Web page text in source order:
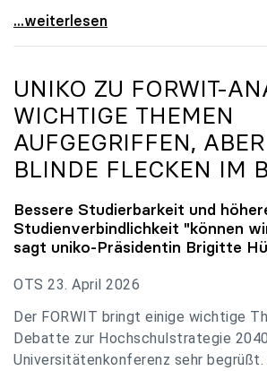
uniko zu Budgetverhandlungen:
...weiterlesen
UNIKO ZU FORWIT-
WICHTIGE THEMEN
AUFGEGRIFFEN,
BLINDE FLECKEN IM
Bessere Studierbarkeit und
Studienverbindlichkeit "können
sagt uniko-Präsidentin Brigitte
OTS 23. April 2026
Der FORWIT bringt einige wichtige
Debatte zur Hochschulstrategie
Universitätenkonferenz sehr begrüßt.